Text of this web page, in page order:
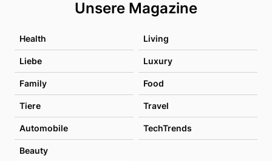
Unsere Magazine
Health Living
Liebe Luxury
Family Food
Tiere Travel
Automobile TechTrends
Beauty